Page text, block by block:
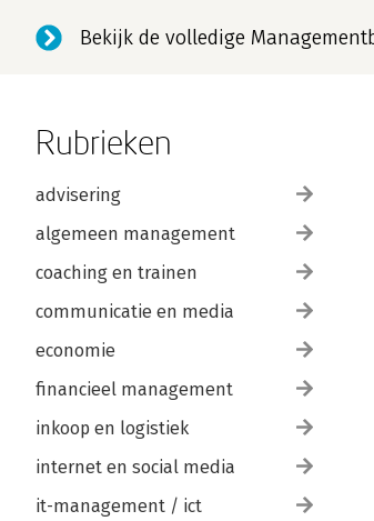
Bekijk de volledige
Rubrieken
advisering
algemeen management
coaching en trainen
communicatie en media
economie
financieel management
inkoop en logistiek
internet en social media
it-management / ict